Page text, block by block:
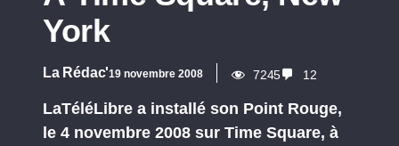
York
La Rédac'19 novembre 2008 7245 12
LaTéléLibre a installé son Point Rouge,
le 4 novembre 2008 sur Time Square, à